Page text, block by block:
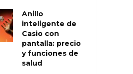
Anillo
inteligente de
Casio con
pantalla: precio
y funciones de
salud